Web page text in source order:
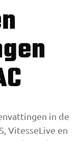
in de
VitesseLive en